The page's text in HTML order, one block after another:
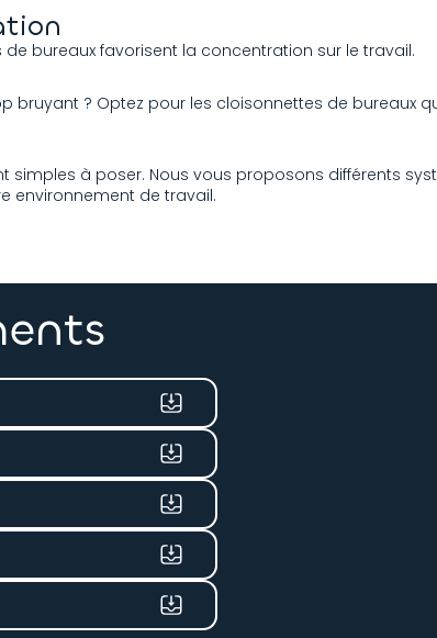
de bureaux favorisent la concentration sur le travail.
bruyant ? Optez pour les cloisonnettes de bureaux
simples à poser. Nous vous proposons différents
environnement de travail.